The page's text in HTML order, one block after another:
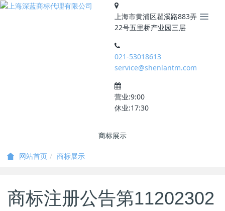
上海市黄浦区瞿溪路883弄
22号五里桥产业园三层
021-53018613
service@shenlantm.com
营业:9:00
休业:17:30
商标展示
网站首页 商标展示
商标注册公告第11202302